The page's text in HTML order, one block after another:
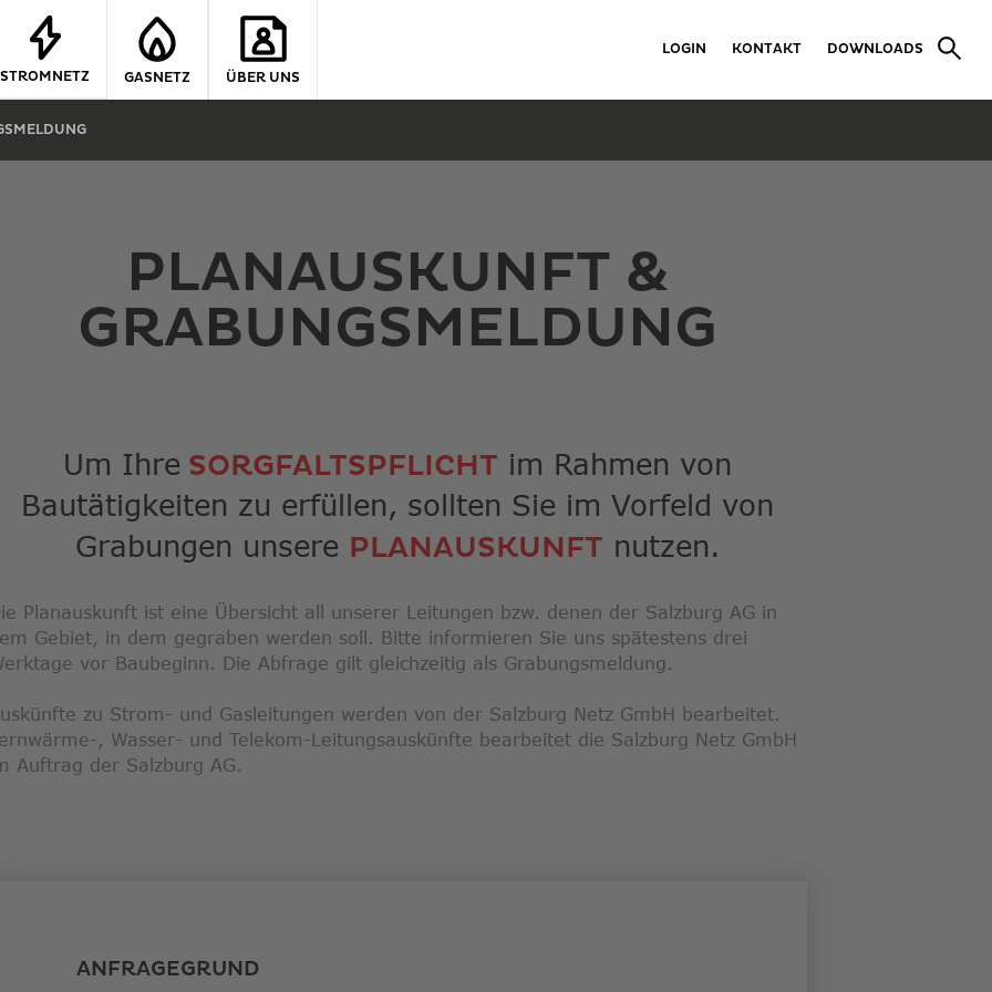
STROMNETZ GASNETZ ÜBER UNS
LOGIN KONTAKT DOWNLOADS
PLANAUSKUNFT &
GRABUNGSMELDUNG
Um Ihre SORGFALTSPFLICHT im Rahmen von
Bautätigkeiten zu erfüllen, sollten Sie im Vorfeld von
Grabungen unsere PLANAUSKUNFT nutzen.
Planauskunft ist eine Übersicht all unserer Leitungen bzw. denen der Salzburg AG in
Gebiet, in dem gegraben werden soll. Bitte informieren Sie uns spätestens drei
vor Baubeginn. Die Abfrage gilt gleichzeitig als Grabungsmeldung.
zu Strom- und Gasleitungen werden von der Salzburg Netz GmbH bearbeitet.
, Wasser- und Telekom-Leitungsauskünfte bearbeitet die Salzburg Netz GmbH
Auftrag der Salzburg AG.
Anfragegrund
ANFRAGEGRUND